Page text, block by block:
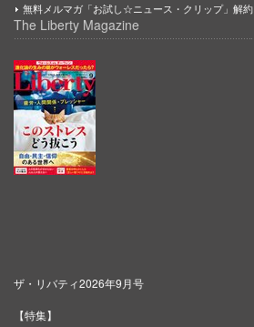
無料メルマガ「お試し☆ニュース・クリップ」解約
The Liberty Magazine
ザ・リバティ2026年9月号
【特集】